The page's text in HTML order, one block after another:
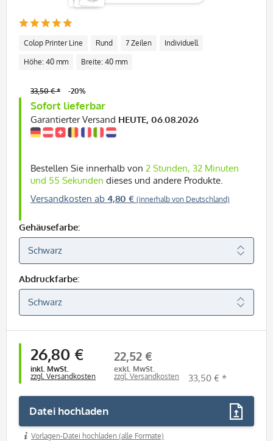
Colop Printer Line Rund 7 Zeilen Individuell
Höhe: 40 mm Breite: 40 mm
Sofort lieferbar
Garantierter Versand HEUTE, 06.08.2026
Bestellen Sie innerhalb von 2 Stunden, 32 Minuten
und 55 Sekunden dieses und andere Produkte.
Versandkosten ab 4,80 € (innerhalb von Deutschland)
33,50 € * -20%
Gehäusefarbe:
Abdruckfarbe:
26,80 €
inkl. MwSt.
zzgl. Versandkosten
22,52 €
exkl. MwSt.
zzgl. Versandkosten
33,50 € *
Datei hochladen
Vorlagen-Datei hochladen (alle Formate)